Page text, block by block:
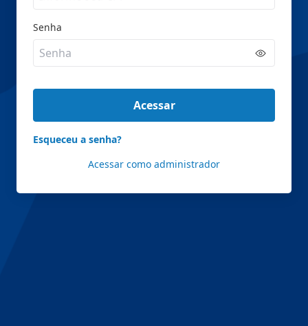
Senha
Acessar
Esqueceu a senha?
Acessar como administrador